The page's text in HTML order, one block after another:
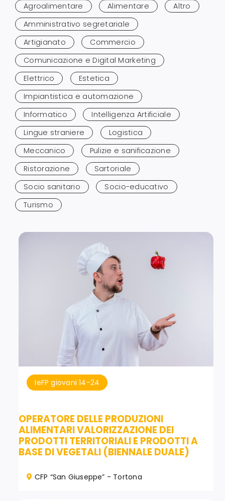
Agroalimentare
Alimentare
Altro
Amministrativo segretariale
Artigianato
Commercio
Comunicazione e Digital Marketing
Elettrico
Estetica
Impiantistica e automazione
Informatico
Intelligenza Artificiale
Lingue straniere
Logistica
Meccanico
Pulizie e sanificazione
Ristorazione
Sartoriale
Socio sanitario
Socio-educativo
Turismo
IeFP giovani 14-24
OPERATORE DELLE PRODUZIONI
ALIMENTARI VALORIZZAZIONE DEI
PRODOTTI TERRITORIALI E PRODOTTI A
BASE DI VEGETALI (BIENNALE DUALE)
CFP “San Giuseppe” - Tortona